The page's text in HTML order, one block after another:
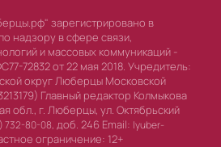
зарегистрировано в
надзору в сфере связи,
и массовых коммуникаций -
72832 от 22 мая 2018. Учредитель:
округ Люберцы Московской
Главный редактор Колмыкова
обл., г. Люберцы, ул. Октябрьский
732-80-08, доб. 246 Email: lyuber-
ограничение: 12+